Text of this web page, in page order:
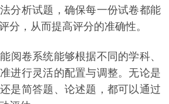
分析试题，确保每一份试卷都能
分，从而提高评分的准确性。
卷系统能够根据不同的学科、
进行灵活的配置与调整。无论是
是简答题、论述题，都可以通过